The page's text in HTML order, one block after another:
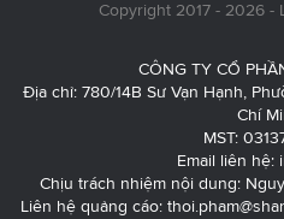
Copyright 2017 - 2026 -
CÔNG TY CỔ
Địa chỉ: 780/14B Sư Vạn Hạnh,
Chí
MST:
Email liên hệ:
Chịu trách nhiệm nội dung:
Liên hệ quảng cáo: